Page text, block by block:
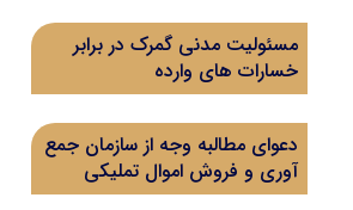
مسئولیت مدنی گمرک در برابر
خسارات های وارده
دعوای مطالبه وجه از سازمان جمع
آوری و فروش اموال تملیکی